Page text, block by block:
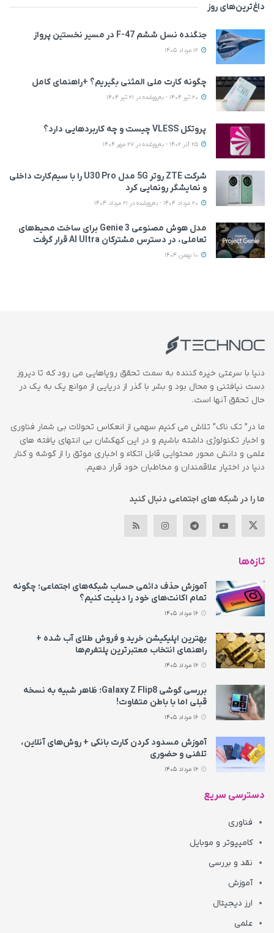
داغ‌ترین‌های روز
جنگنده نسل ششم F-47 در مسیر نخستین پرواز
چگونه کارت ملی المثنی بگیریم؟ +راهنمای کامل
پروتکل VLESS چیست و چه کاربردهایی دارد؟
شرکت ZTE روتر 5G مدل U30 Pro را با سیم‌کارت داخلی
و نمایشگر رونمایی کرد
مدل هوش مصنوعی Genie 3 برای ساخت محیط‌های
تعاملی، در دسترس مشترکان AI Ultra قرار گرفت
دنیا با سرعتی خیره کننده به سمت تحقق رویاهایی می رود که تا دیروز
دست نیافتنی و محال بود و بشر با گذر از دریایی از موانع یک به یک در
حال تحقق آنها است.
ما در” تک ناک” تلاش می کنیم سهمی از انعکاس تحولات بی شمار فناوری
و اخبار تکنولوژی داشته باشیم و در این کهکشان بی انتهای یافته های
علمی و دانش محور محتوایی قابل اتکاء و اخباری موثق را از گوشه و کنار
دنیا در اختیار علاقمندان و مخاطبان خود قرار دهیم.
ما را در شبکه های اجتماعی دنبال کنید
تازه‌ها
آموزش حذف دائمی حساب شبکه‌های اجتماعی؛ چگونه
تمام اکانت‌های خود را دیلیت کنیم؟
بهترین اپلیکیشن خرید و فروش طلای آب شده +
راهنمای انتخاب معتبرترین پلتفرم‌ها
بررسی گوشی Galaxy Z Flip8؛ ظاهر شبیه به نسخه
قبلی اما با باطن متفاوت!
آموزش مسدود کردن کارت بانکی + روش‌های آنلاین،
تلفنی و حضوری
دسترسی سریع
فناوری
کامپیوتر و موبایل
نقد و بررسی
آموزش
ارز دیجیتال
علمی